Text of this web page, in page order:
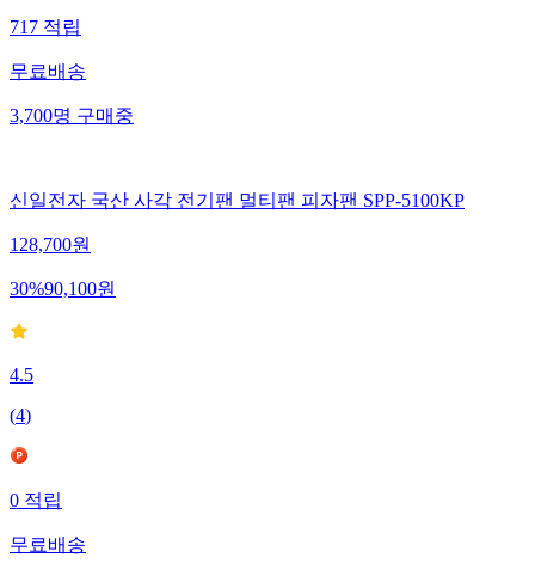
717 적립
무료배송
3,700명 구매중
신일전자 국산 사각 전기팬 멀티팬 피자팬 SPP-5100KP
128,700원
30%90,100원
4.5
(4)
0 적립
무료배송